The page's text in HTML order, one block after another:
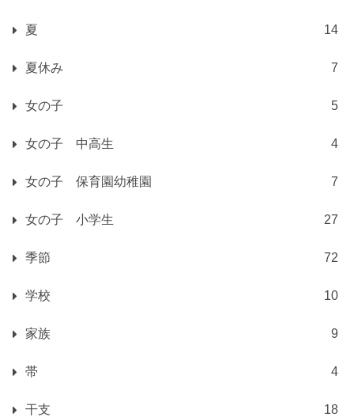
夏 14
夏休み 7
女の子 5
女の子 中高生 4
女の子 保育園幼稚園 7
女の子 小学生 27
季節 72
学校 10
家族 9
帯 4
干支 18